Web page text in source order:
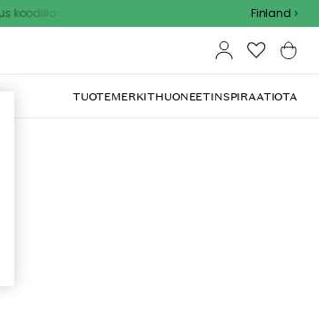
koodilla Finland
TUOTEMERKITHUONEETINSPIRAATIOTA